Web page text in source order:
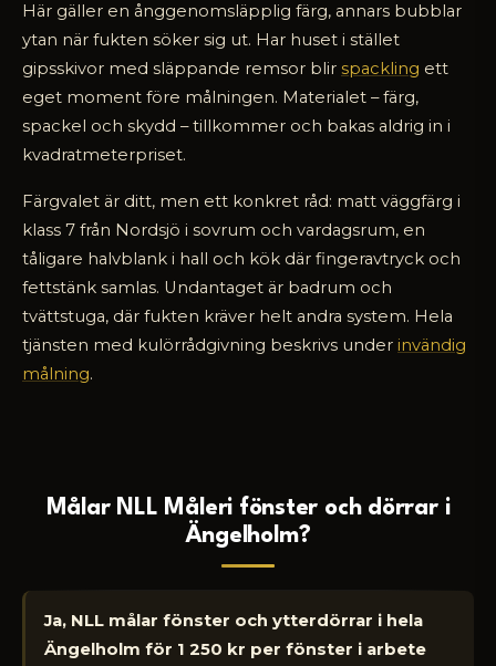
Här gäller en ånggenomsläpplig färg, annars bubblar
ytan när fukten söker sig ut. Har huset i stället
gipsskivor med släppande remsor blir spackling ett
eget moment före målningen. Materialet – färg,
spackel och skydd – tillkommer och bakas aldrig in i
kvadratmeterpriset.
Färgvalet är ditt, men ett konkret råd: matt väggfärg i
klass 7 från Nordsjö i sovrum och vardagsrum, en
tåligare halvblank i hall och kök där fingeravtryck och
fettstänk samlas. Undantaget är badrum och
tvättstuga, där fukten kräver helt andra system. Hela
tjänsten med kulörrådgivning beskrivs under invändig
målning.
Målar NLL Måleri fönster och dörrar i
Ängelholm?
Ja, NLL målar fönster och ytterdörrar i hela
Ängelholm för 1 250 kr per fönster i arbete